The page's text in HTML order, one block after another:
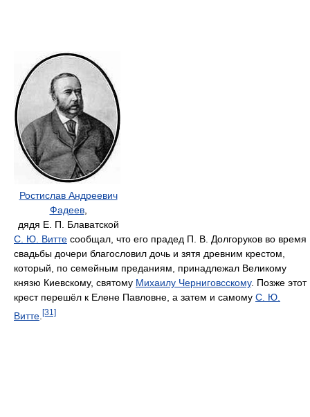
Ростислав Андреевич
Фадеев,
дядя Е. П. Блаватской
С. Ю. Витте сообщал, что его прадед П. В. Долгоруков во время
свадьбы дочери благословил дочь и зятя древним крестом,
который, по семейным преданиям, принадлежал Великому
князю Киевскому, святому Михаилу Черниговсскому. Позже этот
крест перешёл к Елене Павловне, а затем и самому С. Ю.
Витте [31]